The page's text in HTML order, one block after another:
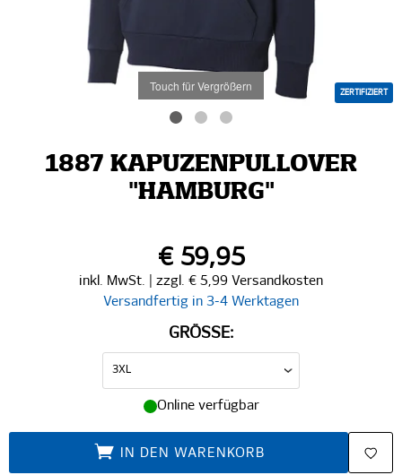
Touch für Vergrößern ZERTIFIZIERT
1887 KAPUZENPULLOVER
"HAMBURG"
€ 59,95
inkl. MwSt. | zzgl. € 5,99 Versandkosten
Versandfertig in 3-4 Werktagen
GRÖSSE:
Online verfügbar
IN DEN WARENKORB